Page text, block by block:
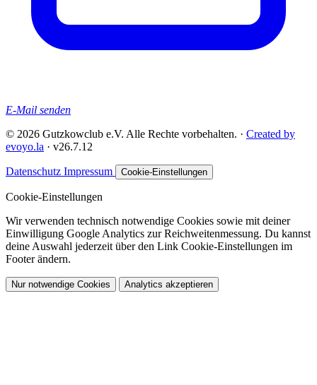
E-Mail senden
© 2026 Gutzkowclub e.V. Alle Rechte vorbehalten. · Created by
evoyo.la · v26.7.12
Datenschutz Impressum Cookie-Einstellungen
Cookie-Einstellungen
Wir verwenden technisch notwendige Cookies sowie mit deiner
Einwilligung Google Analytics zur Reichweitenmessung. Du kannst
deine Auswahl jederzeit über den Link Cookie-Einstellungen im
Footer ändern.
Nur notwendige Cookies Analytics akzeptieren